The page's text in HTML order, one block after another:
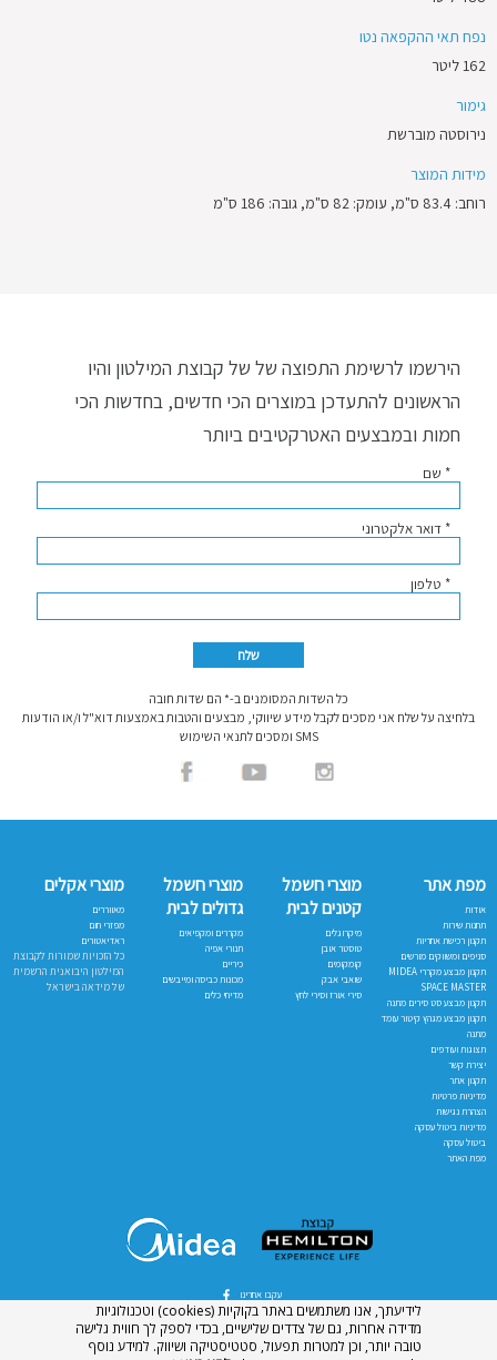
נפח תאי ההקפאה נטו
162 ליטר
גימור
נירוסטה מוברשת
מידות המוצר
רוחב: 83.4 ס"מ, עומק: 82 ס"מ, גובה: 186 ס"מ
הירשמו לרשימת התפוצה של של קבוצת המילטון והיו
הראשונים להתעדכן במוצרים הכי חדשים, בחדשות הכי
חמות ובמבצעים האטרקטיבים ביותר
* שם
* דואר אלקטרוני
* טלפון
כל השדות המסומנים ב-* הם שדות חובה
בלחיצה על שלח אני מסכים לקבל מידע שיווקי, מבצעים והטבות באמצעות דוא"ל ו/או הודעות
SMS ומסכים לתנאי השימוש
מפת אתר
אודות
תחנות שירות
תקנון רכישת אחריות
סניפים ומשווקים מורשים
תקנון מבצע מקררי MIDEA
SPACE MASTER
תקנון מבצע סט סירים מתנה
תקנון מבצע מגהץ קיטור עומד
מתנה
תצוגות ועודפים
יצירת קשר
תקנון אתר
מדיניות פרטיות
הצהרת נגישות
מדיניות ביטול עסקה
ביטול עסקה
מפת האתר
מוצרי חשמל
קטנים לבית
מיקרוגלים
טוסטר אובן
קומקומים
שואבי אבק
סירי אורז וסירי לחץ
מוצרי חשמל
גדולים לבית
מקררים ומקפיאים
תנורי אפיה
כיריים
מכונות כביסה ומייבשים
מדיחי כלים
מוצרי אקלים
מאווררים
מפזרי חום
ראדיאטורים
כל הזכויות שמורות לקבוצת
המילטון היבואנית הרשמית
של מידאה בישראל
עקבו אחרינו
לידיעתך, אנו משתמשים באתר בקוקיות (cookies) וטכנולוגיות
מדידה אחרות, גם של צדדים שלישיים, בכדי לספק לך חווית גלישה
טובה יותר, וכן למטרות תפעול, סטטיסטיקה ושיווק. למידע נוסף